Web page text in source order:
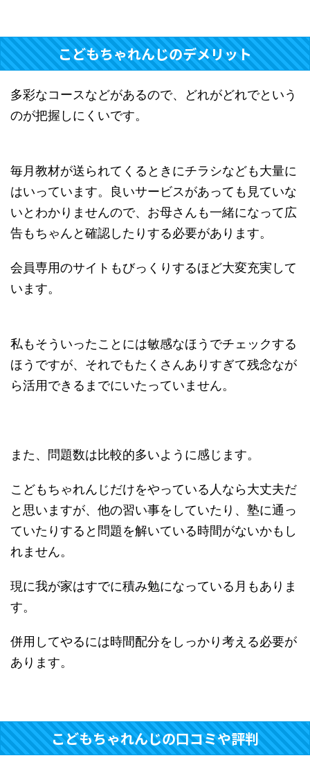
こどもちゃれんじのデメリット
多彩なコースなどがあるので、どれがどれでという
のが把握しにくいです。
毎月教材が送られてくるときにチラシなども大量に
はいっています。良いサービスがあっても見ていな
いとわかりませんので、お母さんも一緒になって広
告もちゃんと確認したりする必要があります。
会員専用のサイトもびっくりするほど大変充実して
います。
私もそういったことには敏感なほうでチェックする
ほうですが、それでもたくさんありすぎて残念なが
ら活用できるまでにいたっていません。
また、問題数は比較的多いように感じます。
こどもちゃれんじだけをやっている人なら大丈夫だ
と思いますが、他の習い事をしていたり、塾に通っ
ていたりすると問題を解いている時間がないかもし
れません。
現に我が家はすでに積み勉になっている月もありま
す。
併用してやるには時間配分をしっかり考える必要が
あります。
こどもちゃれんじの口コミや評判